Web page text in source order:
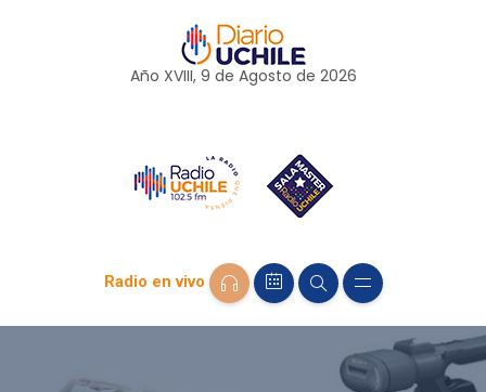
Año XVIII, 9 de Agosto de 2026
Radio en vivo